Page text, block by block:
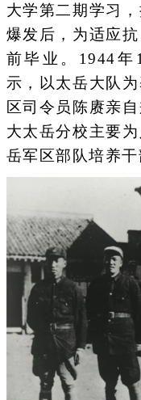
大学第二期学习
爆发后，为适应
前毕业。1944
示，以太岳大队
区司令员陈赓亲
大太岳分校主要
岳军区部队培养干